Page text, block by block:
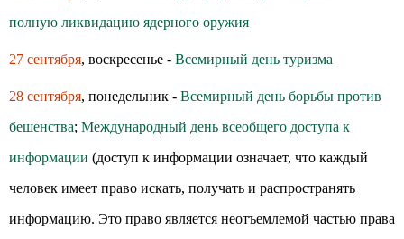
полную ликвидацию ядерного оружия
27 сентября, воскресенье - Всемирный день туризма
28 сентября, понедельник - Всемирный день борьбы против
бешенства; Международный день всеобщего доступа к
информации (доступ к информации означает, что каждый
человек имеет право искать, получать и распространять
информацию. Это право является неотъемлемой частью права